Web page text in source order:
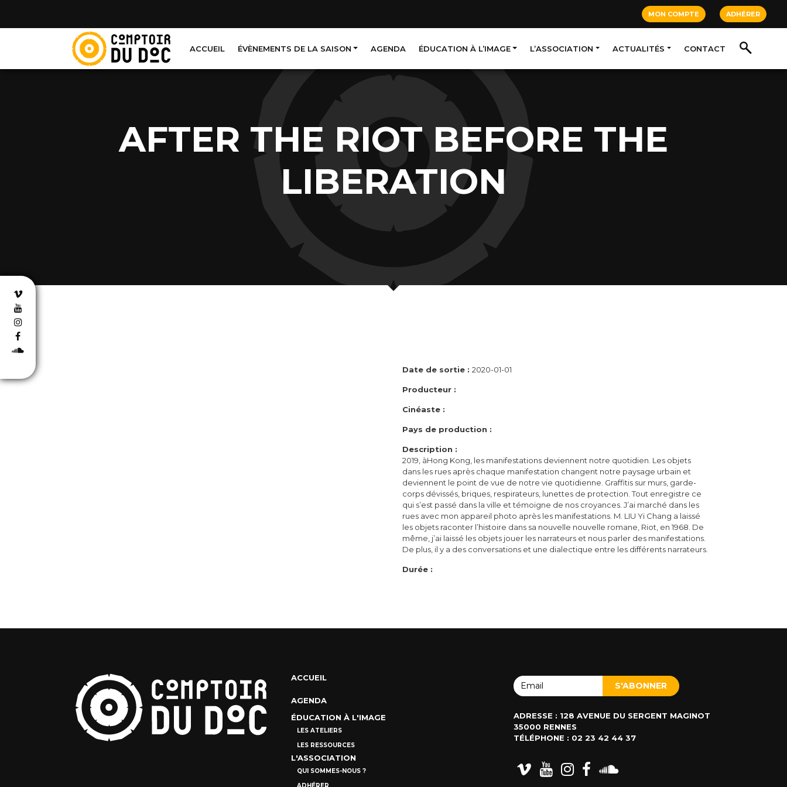
MON COMPTE ADHÉRER
ACCUEIL ÉVÈNEMENTS DE LA SAISON AGENDA ÉDUCATION À L’IMAGE L’ASSOCIATION ACTUALITÉS CONTACT
AFTER THE RIOT BEFORE THE
LIBERATION
Date de sortie : 2020-01-01
Producteur :
Cinéaste :
Pays de production :
Description :
2019, àHong Kong, les manifestations deviennent notre quotidien. Les objets
dans les rues après chaque manifestation changent notre paysage urbain et
deviennent le point de vue de notre vie quotidienne. Graffitis sur murs, garde-
corps dévissés, briques, respirateurs, lunettes de protection. Tout enregistre ce
qui s’est passé dans la ville et témoigne de nos croyances. J’ai marché dans les
rues avec mon appareil photo après les manifestations. M. LIU Yi Chang a laissé
les objets raconter l’histoire dans sa nouvelle nouvelle romane, Riot, en 1968. De
même, j’ai laissé les objets jouer les narrateurs et nous parler des manifestations.
De plus, il y a des conversations et une dialectique entre les différents narrateurs.
Durée :
ACCUEIL
AGENDA
ÉDUCATION À L'IMAGE
LES ATELIERS
LES RESSOURCES
L'ASSOCIATION
QUI SOMMES-NOUS ?
ADHÉRER
ADRESSE : 128 AVENUE DU SERGENT MAGINOT
35000 RENNES
TÉLÉPHONE : 02 23 42 44 37